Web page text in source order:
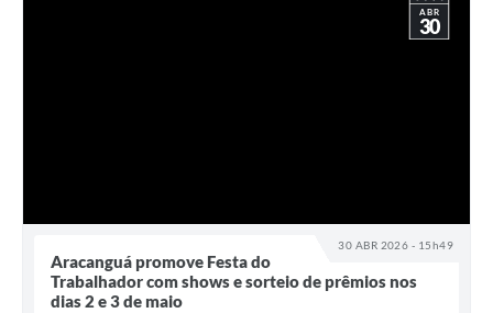
30 ABR 2026 - 15h49
ABR
30
Aracanguá promove Festa do
Trabalhador com shows e sorteio de prêmios nos
dias 2 e 3 de maio